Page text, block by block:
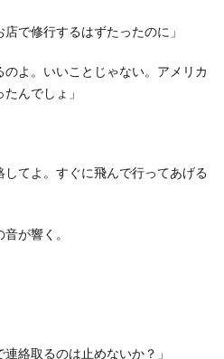
で修行するはずたったのに」
よ。いいことじゃない。アメリカ
んでしょ」
てよ。すぐに飛んで行ってあげる
が響く。
絡取るのは止めないか？」